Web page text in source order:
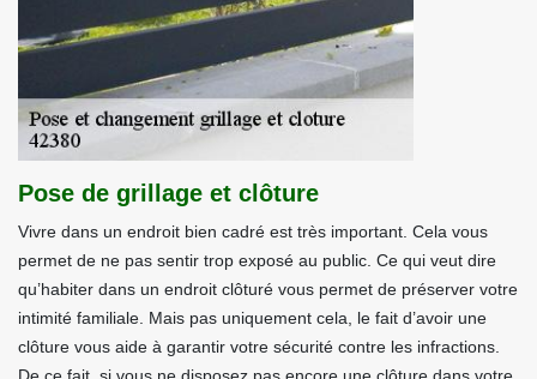
Pose de grillage et clôture
Vivre dans un endroit bien cadré est très important. Cela vous
permet de ne pas sentir trop exposé au public. Ce qui veut dire
qu’habiter dans un endroit clôturé vous permet de préserver votre
intimité familiale. Mais pas uniquement cela, le fait d’avoir une
clôture vous aide à garantir votre sécurité contre les infractions.